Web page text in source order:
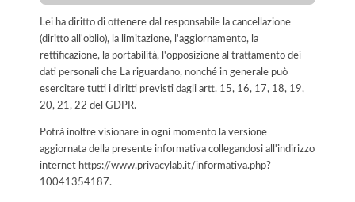
Lei ha diritto di ottenere dal responsabile la cancellazione
(diritto all'oblio), la limitazione, l'aggiornamento, la
rettificazione, la portabilità, l'opposizione al trattamento dei
dati personali che La riguardano, nonché in generale può
esercitare tutti i diritti previsti dagli artt. 15, 16, 17, 18, 19,
20, 21, 22 del GDPR.
Potrà inoltre visionare in ogni momento la versione
aggiornata della presente informativa collegandosi all'indirizzo
internet https://www.privacylab.it/informativa.php?
10041354187.